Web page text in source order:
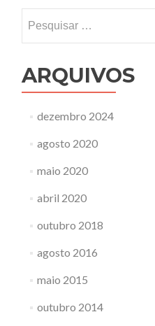
por:
ARQUIVOS
dezembro 2024
agosto 2020
maio 2020
abril 2020
outubro 2018
agosto 2016
maio 2015
outubro 2014